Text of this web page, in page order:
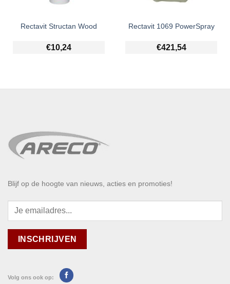
Rectavit Structan Wood
€10,24
Rectavit 1069 PowerSpray
€421,54
Blijf op de hoogte van nieuws, acties en promoties!
Volg ons ook op: